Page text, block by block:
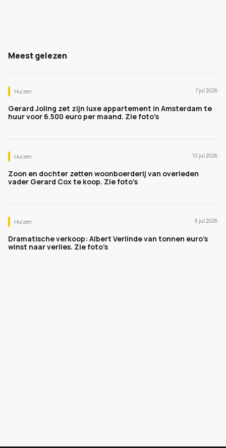
Meest gelezen
Huizen 7 jul 2026
Gerard Joling zet zijn luxe appartement in Amsterdam te
huur voor 6.500 euro per maand. Zie foto's
Huizen 10 jul 2026
Zoon en dochter zetten woonboerderij van overleden
vader Gerard Cox te koop. Zie foto's
Huizen 9 jul 2026
Dramatische verkoop: Albert Verlinde van tonnen euro's
winst naar verlies. Zie foto's